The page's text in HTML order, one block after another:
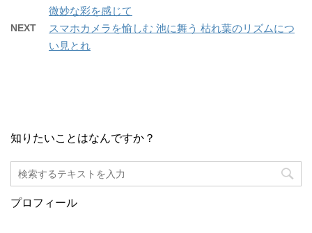
微妙な彩を感じて
NEXT
スマホカメラを愉しむ 池に舞う 枯れ葉のリズムにつ
い見とれ
知りたいことはなんですか？
プロフィール